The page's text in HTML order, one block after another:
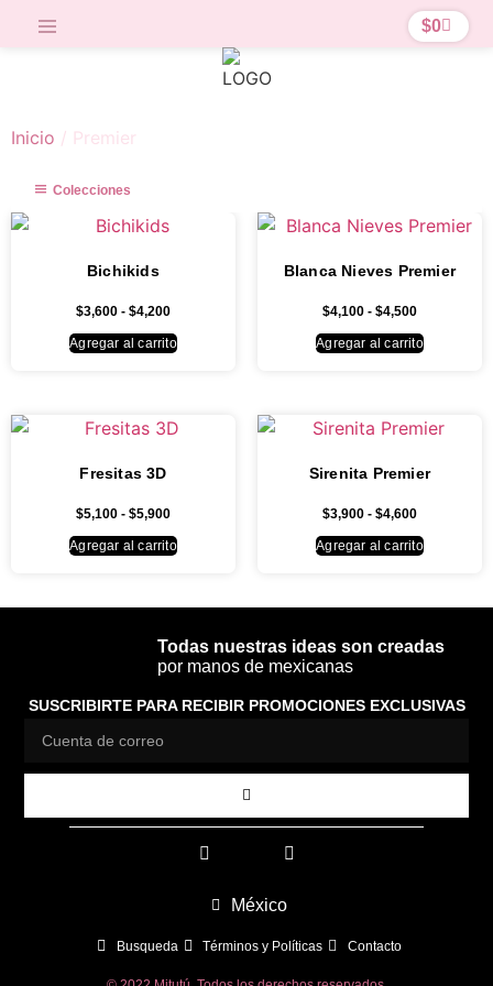
$0
Inicio / Premier
Colecciones
Bichikids
$3,600 - $4,200
Agregar al carrito
Blanca Nieves Premier
$4,100 - $4,500
Agregar al carrito
Fresitas 3D
$5,100 - $5,900
Agregar al carrito
Sirenita Premier
$3,900 - $4,600
Agregar al carrito
Todas nuestras ideas son creadas
por manos de mexicanas
SUSCRIBIRTE PARA RECIBIR PROMOCIONES EXCLUSIVAS
México
Busqueda Términos y Políticas Contacto